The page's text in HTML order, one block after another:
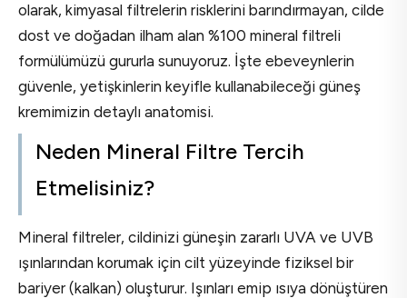
olarak, kimyasal filtrelerin risklerini barındırmayan, cilde
dost ve doğadan ilham alan %100 mineral filtreli
formülümüzü gururla sunuyoruz. İşte ebeveynlerin
güvenle, yetişkinlerin keyifle kullanabileceği güneş
kremimizin detaylı anatomisi.
Neden Mineral Filtre Tercih
Etmelisiniz?
Mineral filtreler, cildinizi güneşin zararlı UVA ve UVB
ışınlarından korumak için cilt yüzeyinde fiziksel bir
bariyer (kalkan) oluşturur. Işınları emip ısıya dönüştüren